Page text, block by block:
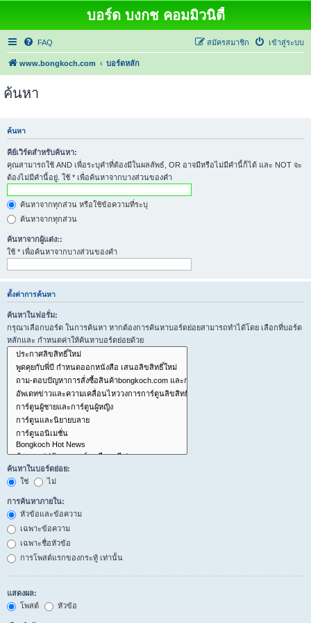
บอร์ด บงกช คอมมิวนิตี้
FAQ เข้าสู่ระบบ
สมัครสมาชิก
www.bongkoch.com บอร์ดหลัก
ค้นหา
ค้นหา
คีย์เวิร์ดสำหรับค้นหา:
คุณสามารถใช้ AND เพื่อระบุคำที่ต้องมีในผลลัพธ์, OR อาจมีหรือไม่มีคำนี้ก็ได้ และ NOT จะ
ต้องไม่มีคำนี้อยู่. ใช้ * เพื่อค้นหาจากบางส่วนของคำ
ค้นหาจากทุกส่วน หรือใช้ข้อความที่ระบุ
ค้นหาจากทุกส่วน
ค้นหาจากผู้แต่ง::
ใช้ * เพื่อค้นหาจากบางส่วนของคำ
ตั้งค่าการค้นหา
ค้นหาในฟอรั่ม:
กรุณาเลือกบอร์ด ในการค้นหา หากต้องการค้นหาบอร์ดย่อยสามารถทำได้โดย เลือกที่บอร์ด
หลักและ กำหนดค่าให้ค้นหาบอร์ดย่อยด้วย
ค้นหาในบอร์ดย่อย:
ใช่
ไม่
การค้นหาภายใน:
หัวข้อและข้อความ
เฉพาะข้อความ
เฉพาะชื่อหัวข้อ
การโพสต์แรกของกระทู้ เท่านั้น
แสดงผล:
โพสต์
หัวข้อ